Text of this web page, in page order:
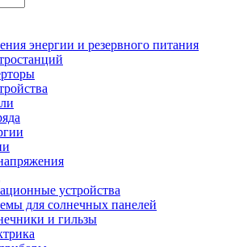
энергии и резервного питания
устройства
для солнечных панелей
и гильзы